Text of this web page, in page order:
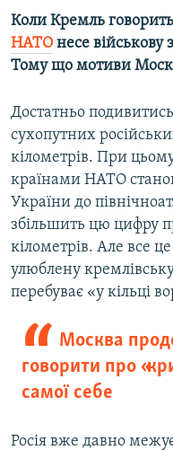
Коли Кремль
НАТОнесе військову
Тому що мотиви
Достатньо
сухопутних
кілометрів. При
країнами НАТО
України до
збільшить цю цифру
кілометрів. Але все
улюблену
перебуває «у кільці
Москва
говорити про
самої себе
Росія вже давно